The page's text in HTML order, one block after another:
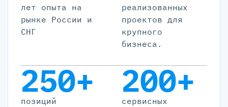
лет опыта на
рынке России и
СНГ
реализованных
проектов для
крупного
бизнеса.
250+
позиций
200+
cервисных